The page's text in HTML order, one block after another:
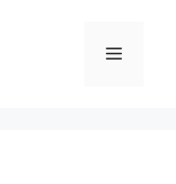
Menú